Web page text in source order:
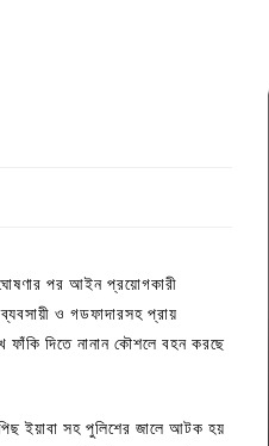
ঘোষণার পর আইন প্রয়োগকারী
ও গডফাদারসহ প্রায়
ফাঁকি দিতে নানান কৌশলে বহন করছে
ইয়াবা সহ পুলিশের জালে আটক হয়